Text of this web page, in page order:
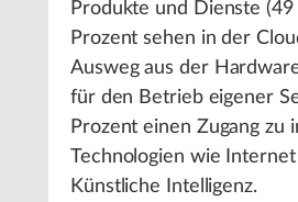
Produkte und Dienste
Prozent sehen in der
Ausweg aus der
für den Betrieb eigener
Prozent einen Zugang zu
Technologien wie
Künstliche Intelligenz.